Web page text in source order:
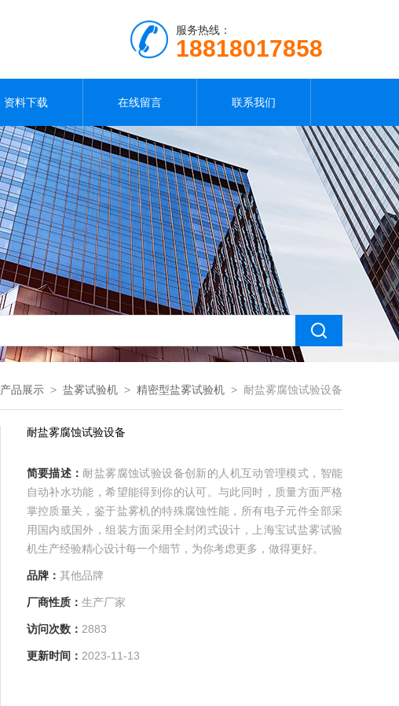
服务热线：
18818017858
资料下载 在线留言 联系我们
产品展示 > 盐雾试验机 > 精密型盐雾试验机 > 耐盐雾腐蚀试验设备
耐盐雾腐蚀试验设备
简要描述： 耐盐雾腐蚀试验设备创新的人机互动管理模式，智能
自动补水功能，希望能得到你的认可。与此同时，质量方面严格
掌控质量关，鉴于盐雾机的特殊腐蚀性能，所有电子元件全部采
用国内或国外，组装方面采用全封闭式设计，上海宝试盐雾试验
机生产经验精心设计每一个细节，为你考虑更多，做得更好。
品牌： 其他品牌
厂商性质： 生产厂家
访问次数： 2883
更新时间： 2023-11-13